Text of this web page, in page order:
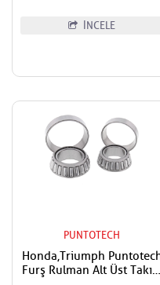
İNCELE
PUNTOTECH
Honda,Triumph
Furş Rulman Alt Üst Takım